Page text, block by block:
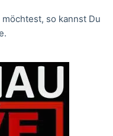
so kannst Du